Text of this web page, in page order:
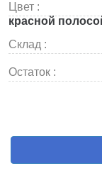
Цвет :
красной
Склад :
Остаток :